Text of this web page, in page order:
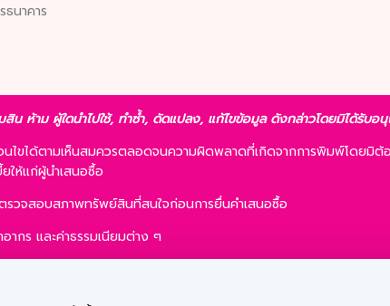
ธนาคาร
น ห้าม ผู้ใดนำไปใช้, ทำซ้ำ, ดัดแปลง, แก้ไขข้อมูล ดังกล่าวโดยมิได้รับ
นไขได้ตามเห็นสมควรตลอดจนความผิดพลาดที่เกิดจากการพิมพ์โดยมิ
ให้แก่ผู้นำเสนอซื้อ
รวจสอบสภาพทรัพย์สินที่สนใจก่อนการยื่นคำเสนอซื้อ
ากร และค่าธรรมเนียมต่าง ๆ
ยใดก็ได้ ภายใต้เงื่อนไขตามที่ธนาคารฯ เห็นชอบ